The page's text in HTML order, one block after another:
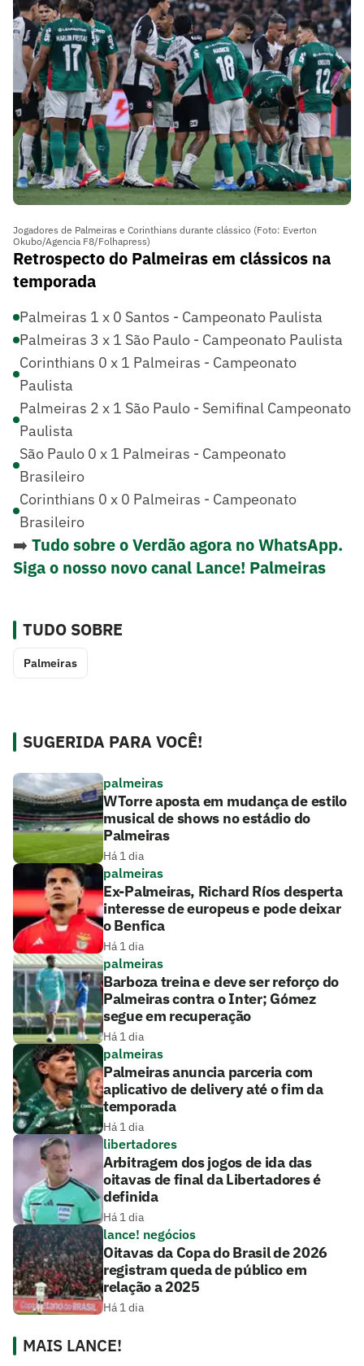
Jogadores de Palmeiras e Corinthians durante clássico (Foto: Everton
Okubo/Agencia F8/Folhapress)
Retrospecto do Palmeiras em clássicos na
temporada
Palmeiras 1 x 0 Santos - Campeonato Paulista
Palmeiras 3 x 1 São Paulo - Campeonato Paulista
Corinthians 0 x 1 Palmeiras - Campeonato
Paulista
Palmeiras 2 x 1 São Paulo - Semifinal Campeonato
Paulista
São Paulo 0 x 1 Palmeiras - Campeonato
Brasileiro
Corinthians 0 x 0 Palmeiras - Campeonato
Brasileiro
➡️ Tudo sobre o Verdão agora no WhatsApp.
Siga o nosso novo canal Lance! Palmeiras
TUDO SOBRE
Palmeiras
SUGERIDA PARA VOCÊ!
palmeiras
WTorre aposta em mudança de estilo
musical de shows no estádio do
Palmeiras
Há 1 dia
palmeiras
Ex-Palmeiras, Richard Ríos desperta
interesse de europeus e pode deixar
o Benfica
Há 1 dia
palmeiras
Barboza treina e deve ser reforço do
Palmeiras contra o Inter; Gómez
segue em recuperação
Há 1 dia
palmeiras
Palmeiras anuncia parceria com
aplicativo de delivery até o fim da
temporada
Há 1 dia
libertadores
Arbitragem dos jogos de ida das
oitavas de final da Libertadores é
definida
Há 1 dia
lance! negócios
Oitavas da Copa do Brasil de 2026
registram queda de público em
relação a 2025
Há 1 dia
MAIS LANCE!